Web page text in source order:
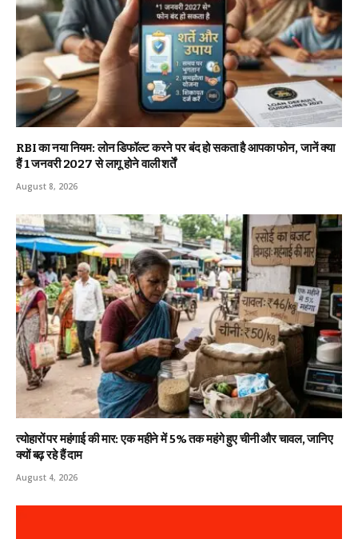
RBI का नया नियम: लोन डिफॉल्ट करने पर बंद हो सकता है आपका फोन, जानें क्या
हैं 1 जनवरी 2027 से लागू होने वाली शर्तें
August 8, 2026
त्योहारों पर महंगाई की मार: एक महीने में 5% तक महंगे हुए चीनी और चावल, जानिए
क्यों बढ़ रहे हैं दाम
August 4, 2026